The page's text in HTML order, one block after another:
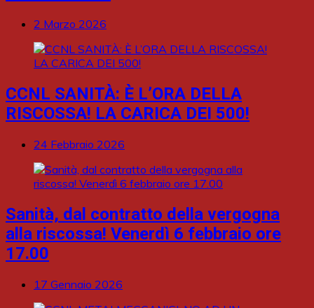
2 Marzo 2026
CCNL SANITÀ: È L’ORA DELLA
RISCOSSA! LA CARICA DEI 500!
24 Febbraio 2026
Sanità, dal contratto della vergogna
alla riscossa! Venerdì 6 febbraio ore
17.00
17 Gennaio 2026